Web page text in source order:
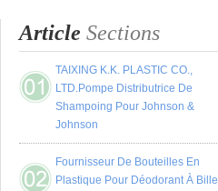
Article Sections
TAIXING K.K. PLASTIC CO.,
LTD.Pompe Distributrice De
Shampoing Pour Johnson &
Johnson
Fournisseur De Bouteilles En
Plastique Pour Déodorant À Bille